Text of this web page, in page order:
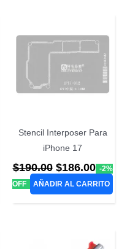
Stencil Interposer Para
iPhone 17
$190.00 El
precio
original
$186.00El
actual
-2%
OFF
AÑADIR AL CARRITO